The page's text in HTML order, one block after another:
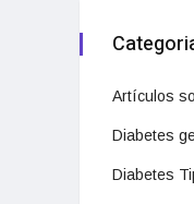
Artículos
Diabetes
Diabetes